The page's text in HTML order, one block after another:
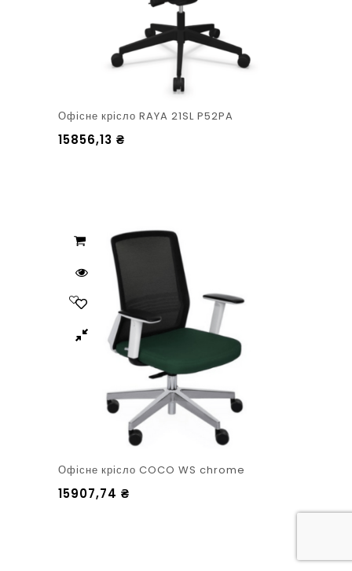
Офісне крісло RAYA 21SL P52PA
15856,13 ₴
Офісне крісло COCO WS chrome
15907,74 ₴